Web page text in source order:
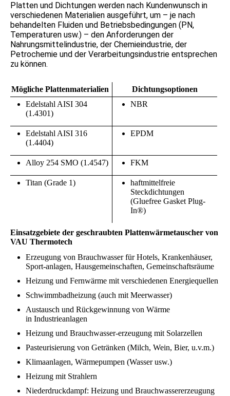
Platten und Dichtungen werden nach Kundenwunsch in
verschiedenen Materialien ausgeführt, um – je nach
behandelten Fluiden und Betriebsbedingungen (PN,
Temperaturen usw.) – den Anforderungen der
Nahrungsmittelindustrie, der Chemieindustrie, der
Petrochemie und der Verarbeitungsindustrie entsprechen
zu können.
Mögliche Plattenmaterialien
Dichtungsoptionen
Edelstahl AISI 304
(1.4301)
NBR
Edelstahl AISI 316
(1.4404)
EPDM
Alloy 254 SMO (1.4547) FKM
Titan (Grade 1)
haftmittelfreie
Steckdichtungen
(Gluefree Gasket Plug-
In®)
Einsatzgebiete der geschraubten Plattenwärmetauscher von
VAU Thermotech
Erzeugung von Brauchwasser für Hotels, Krankenhäuser,
Sport-anlagen, Hausgemeinschaften, Gemeinschaftsräume
Heizung und Fernwärme mit verschiedenen Energiequellen
Schwimmbadheizung (auch mit Meerwasser)
Austausch und Rückgewinnung von Wärme
in Industrieanlagen
Heizung und Brauchwasser-erzeugung mit Solarzellen
Pasteurisierung von Getränken (Milch, Wein, Bier, u.v.m.)
Klimaanlagen, Wärmepumpen (Wasser usw.)
Heizung mit Strahlern
Niederdruckdampf: Heizung und Brauchwassererzeugung